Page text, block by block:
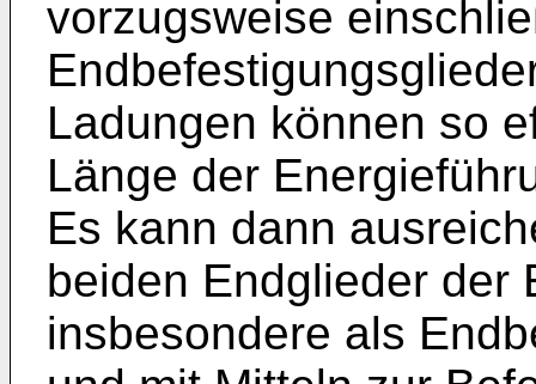
vorzugsweise
Ladungen können so
Länge der
Es kann dann
beiden Endglieder der
insbesondere als